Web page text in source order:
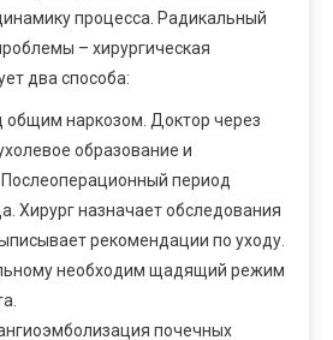
процесса. Радикальный
– хирургическая
два способа:
общим наркозом. Доктор через
образование и
период
Хирург назначает обследования
рекомендации по уходу.
необходим щадящий режим
почечных